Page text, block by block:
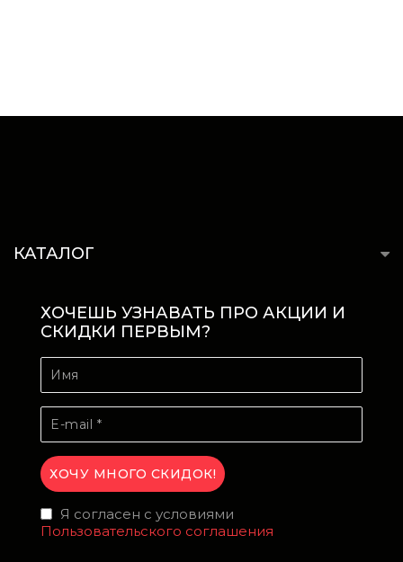
КАТАЛОГ
ХОЧЕШЬ УЗНАВАТЬ ПРО АКЦИИ И
СКИДКИ ПЕРВЫМ?
Я согласен с условиями
Пользовательского соглашения